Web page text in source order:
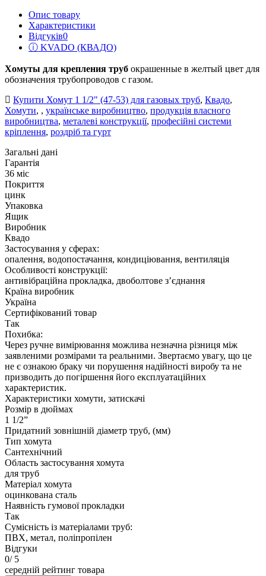
Опис товару
Характеристики
Відгуків0
ⓘ KVADO (КВАДО)
Хомуты для крепления труб окрашенные в желтый цвет для
обозначения трубопроводов с газом.
Купити Хомут 1 1/2" (47-53) для газовых труб, Квадо,
Хомути, , українське виробництво, продукція власного
виробництва, металеві конструкції, професійні системи
кріплення, роздріб та гурт
Загальні дані
Гарантія
36 міс
Покриття
цинк
Упаковка
Ящик
Виробник
Квадо
Застосування у сферах:
опалення, водопостачання, кондиціювання, вентиляція
Особливості конструкції:
антивібраційна прокладка, двоболтове з’єднання
Країна виробник
Україна
Сертифікований товар
Так
Похибка:
Через ручне вимірювання можлива незначна різниця між
заявленими розмірами та реальними. Звертаємо увагу, що це
не є ознакою браку чи порушення надійності виробу та не
призводить до погіршення його експлуатаційних
характеристик.
Характеристики хомути, затискачі
Розмір в дюймах
1 1/2”
Придатний зовнішній діаметр труб, (мм)
Тип хомута
Сантехнічний
Область застосування хомута
для труб
Матеріал хомута
оцинкована сталь
Наявність гумової прокладки
Так
Сумісність із матеріалами труб:
ПВХ, метал, поліпропілен
Відгуки
0/ 5
середній рейтинг товара